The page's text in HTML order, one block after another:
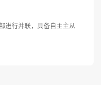
进行并联，具备自主主从